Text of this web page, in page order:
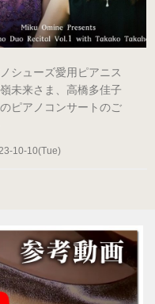
シューズ愛用ピアニス
嶺未来さま、高橋多佳子
ピアノコンサートのご
10-10(Tue)